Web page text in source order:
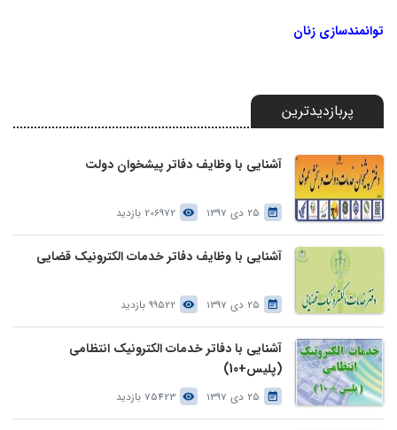
توانمندسازی زنان
پربازدیدترین
آشنایی با وظایف دفاتر پیشخوان دولت
25 دی 1397 206972 بازدید
آشنایی با وظایف دفاتر خدمات الکترونیک قضایی
25 دی 1397 99522 بازدید
آشنایی با دفاتر خدمات الکترونیک انتظامی
(پلیس+10)
25 دی 1397 75423 بازدید